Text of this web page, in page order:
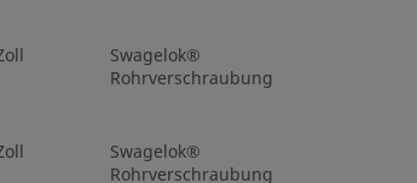
Swagelok®
Rohrverschraubung
Swagelok®
Rohrverschraubung
Swagelok®
Rohrverschraubung
Swagelok®
Rohrverschraubung